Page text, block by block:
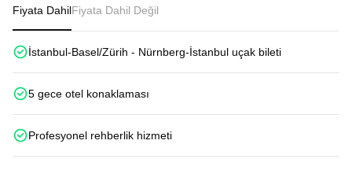
Fiyata DahilFiyata Dahil Değil
İstanbul-Basel/Zürih - Nürnberg-İstanbul uçak bileti
5 gece otel konaklaması
Profesyonel rehberlik hizmeti